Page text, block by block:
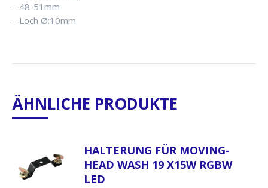
– 48-51mm
– Loch Ø:10mm
ÄHNLICHE PRODUKTE
HALTERUNG FÜR MOVING-
HEAD WASH 19 X15W RGBW
LED